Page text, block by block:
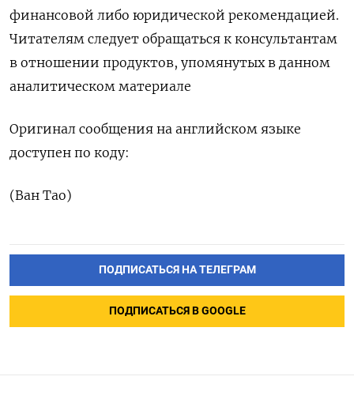
финансовой либо юридической рекомендацией.
Читателям следует обращаться к консультантам
в отношении продуктов, упомянутых в данном
аналитическом материале
Оригинал сообщения на английском языке
доступен по коду:
(Ван Тао)
ПОДПИСАТЬСЯ НА ТЕЛЕГРАМ
ПОДПИСАТЬСЯ В GOOGLE